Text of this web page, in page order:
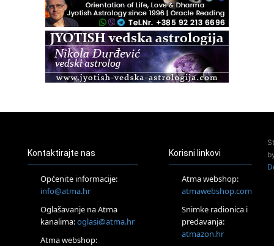
Osnovni ThetaHealing® tečaj, Zagreb i Online
Zagreb
Osnovna radionica za izscjeljivanje pranom (Basic Pranic
Healing course)
Access BARS®, otpusti stres
Pjesma srca / Zagreb
Tečaj Višeg Vodstva, razvijanja intuicije i Akaša zapisa
Online
Upisi u program Profesionalni hipnoterapeut — nova
Kontaktirajte nas
Općenite informacije:
info@atma.hr
Oglašavanje na Atma
kanalima:oglasi@atma.hr
Atma webshop:
Korisni linkovi
Atma webshop:
atmawebshop.com
Snimke radionica i
predavanja:
atmazon.hr